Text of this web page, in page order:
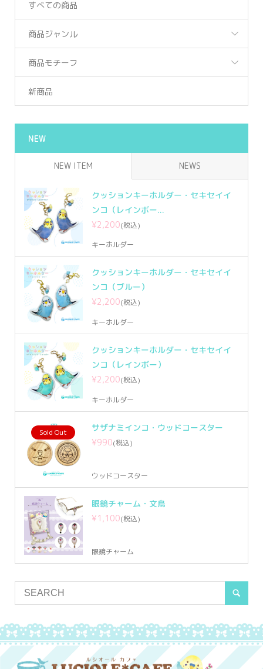
すべての商品
商品ジャンル
商品モチーフ
新商品
NEW
NEW ITEM NEWS
クッションキーホルダー・セキセイイ
ンコ（レインボー...
¥2,200(税込)
キーホルダー
クッションキーホルダー・セキセイイ
ンコ（ブルー）
¥2,200(税込)
キーホルダー
クッションキーホルダー・セキセイイ
ンコ（レインボー）
¥2,200(税込)
キーホルダー
Sold Out
サザナミインコ・ウッドコースター
¥990(税込)
ウッドコースター
眼鏡チャーム・文鳥
¥1,100(税込)
眼鏡チャーム